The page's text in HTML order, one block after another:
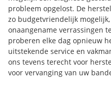
probleem opgelost. De
zo budgetvriendelijk
onaangename verrassingen
proberen elke dag opnieuw
uitstekende service en
ons tevens terecht voor
voor vervanging van uw